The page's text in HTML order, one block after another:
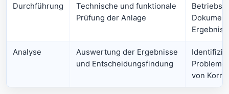
Durchführung
Technische und funktionale
Prüfung der Anlage
Analyse
Auswertung der Ergebnisse
und Entscheidungsfindung
von